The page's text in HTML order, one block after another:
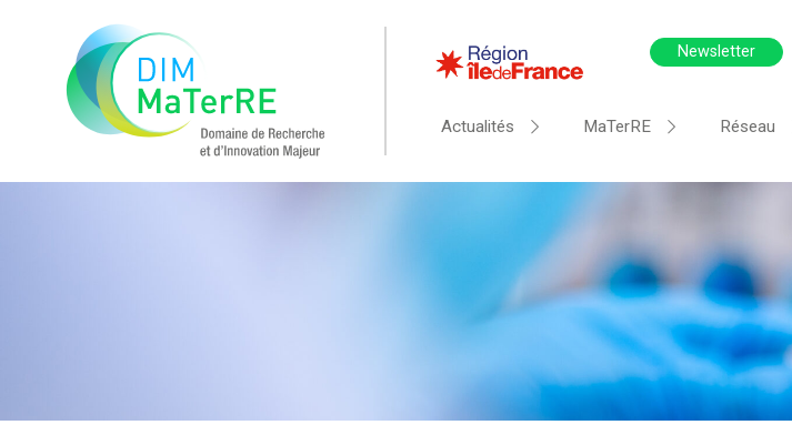
Newsletter
Actualités MaTerRE Réseau